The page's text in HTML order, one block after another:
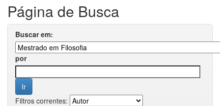
Página de Busca
Buscar em:
por
Filtros correntes: